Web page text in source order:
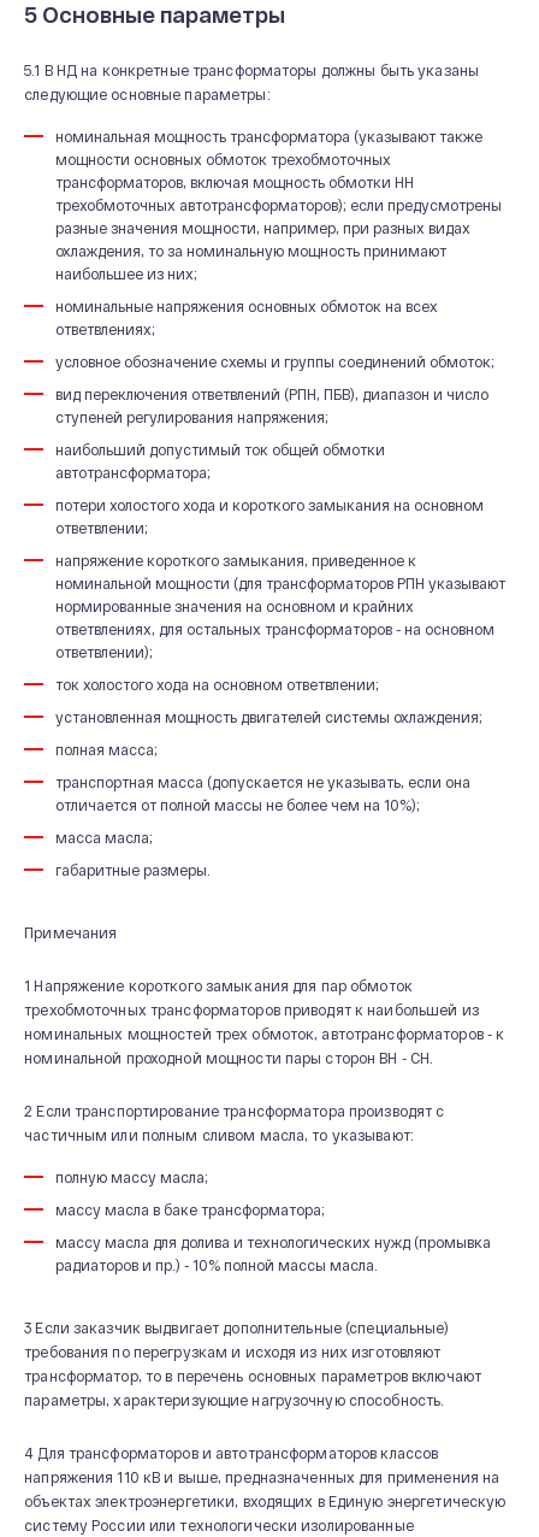
5 Основные параметры
5.1 В НД на конкретные трансформаторы должны быть указаны
следующие основные параметры:
номинальная мощность трансформатора (указывают также
мощности основных обмоток трехобмоточных
трансформаторов, включая мощность обмотки НН
трехобмоточных автотрансформаторов); если предусмотрены
разные значения мощности, например, при разных видах
охлаждения, то за номинальную мощность принимают
наибольшее из них;
номинальные напряжения основных обмоток на всех
ответвлениях;
условное обозначение схемы и группы соединений обмоток;
вид переключения ответвлений (РПН, ПБВ), диапазон и число
ступеней регулирования напряжения;
наибольший допустимый ток общей обмотки
автотрансформатора;
потери холостого хода и короткого замыкания на основном
ответвлении;
напряжение короткого замыкания, приведенное к
номинальной мощности (для трансформаторов РПН указывают
нормированные значения на основном и крайних
ответвлениях, для остальных трансформаторов - на основном
ответвлении);
ток холостого хода на основном ответвлении;
установленная мощность двигателей системы охлаждения;
полная масса;
транспортная масса (допускается не указывать, если она
отличается от полной массы не более чем на 10%);
масса масла;
габаритные размеры.
Примечания
1 Напряжение короткого замыкания для пар обмоток
трехобмоточных трансформаторов приводят к наибольшей из
номинальных мощностей трех обмоток, автотрансформаторов - к
номинальной проходной мощности пары сторон ВН - СН.
2 Если транспортирование трансформатора производят с
частичным или полным сливом масла, то указывают:
полную массу масла;
массу масла в баке трансформатора;
массу масла для долива и технологических нужд (промывка
радиаторов и пр.) - 10% полной массы масла.
3 Если заказчик выдвигает дополнительные (специальные)
требования по перегрузкам и исходя из них изготовляют
трансформатор, то в перечень основных параметров включают
параметры, характеризующие нагрузочную способность.
4 Для трансформаторов и автотрансформаторов классов
напряжения 110 кВ и выше, предназначенных для применения на
объектах электроэнергетики, входящих в Единую энергетическую
систему России или технологически изолированные